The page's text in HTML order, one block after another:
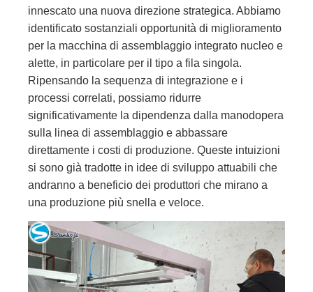
innescato una nuova direzione strategica. Abbiamo
identificato sostanziali opportunità di miglioramento
per la macchina di assemblaggio integrato nucleo e
alette, in particolare per il tipo a fila singola.
Ripensando la sequenza di integrazione e i
processi correlati, possiamo ridurre
significativamente la dipendenza dalla manodopera
sulla linea di assemblaggio e abbassare
direttamente i costi di produzione. Queste intuizioni
si sono già tradotte in idee di sviluppo attuabili che
andranno a beneficio dei produttori che mirano a
una produzione più snella e veloce.